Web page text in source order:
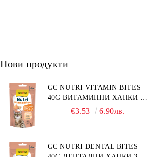
Нови продукти
GC NUTRI VITAMIN BITES
40G ВИТАМИННИ ХАПКИ 40
€3.53 6.90лв.
GC NUTRI DENTAL BITES